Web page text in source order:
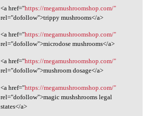
<a href="https://megamushroomshop.com/"
rel="dofollow">trippy mushrooms</a>
<a href="https://megamushroomshop.com/"
rel="dofollow">microdose mushrooms</a>
<a href="https://megamushroomshop.com/"
rel="dofollow">mushroom dosage</a>
<a href="https://megamushroomshop.com/"
rel="dofollow">magic mushshrooms legal
states</a>